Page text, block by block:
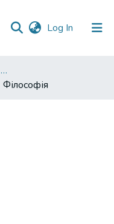
Log In (current)
06. Факультет історії та філософії
Філософія